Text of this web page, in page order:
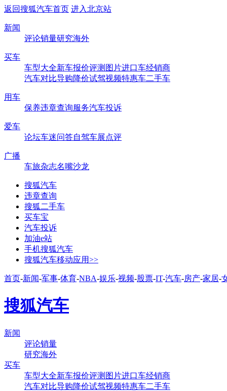
返回搜狐汽车首页 进入北京站
新闻
评论销量研究海外
买车
车型大全新车报价评测 图片进口车经销商
汽车对比导购降价试驾视频特惠车二手车
用车
保养违章查询服务汽车投诉
爱车
论坛车迷问答自驾车展点评
广播
车旅杂志名嘴沙龙
搜狐汽车
违章查询
搜狐二手车
买车宝
汽车投诉
加油e站
手机搜狐汽车
搜狐汽车移动应用>>
首页-新闻-军事-体育-NBA-娱乐-视频-股票-IT-汽车-房产-家居-
搜狐汽车
新闻
评论销量
研究海外
买车
车型大全新车报价评测 图片进口车经销商
汽车对比导购降价试驾视频特惠车二手车